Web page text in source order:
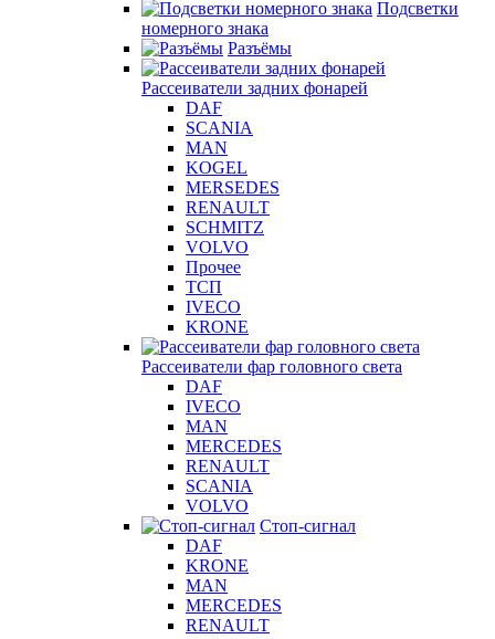
Подсветки
номерного знака
Разъёмы
Рассеиватели задних фонарей
DAF
SCANIA
MAN
KOGEL
MERSEDES
RENAULT
SCHMITZ
VOLVO
Прочее
ТСП
IVECO
KRONE
Рассеиватели фар головного света
DAF
IVECO
MAN
MERCEDES
RENAULT
SCANIA
VOLVO
Стоп-сигнал
DAF
KRONE
MAN
MERCEDES
RENAULT